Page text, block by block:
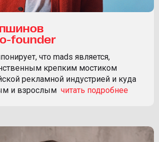
founder
что mads является,
крепким мостиком
рекламной индустрией и куда
и взрослым